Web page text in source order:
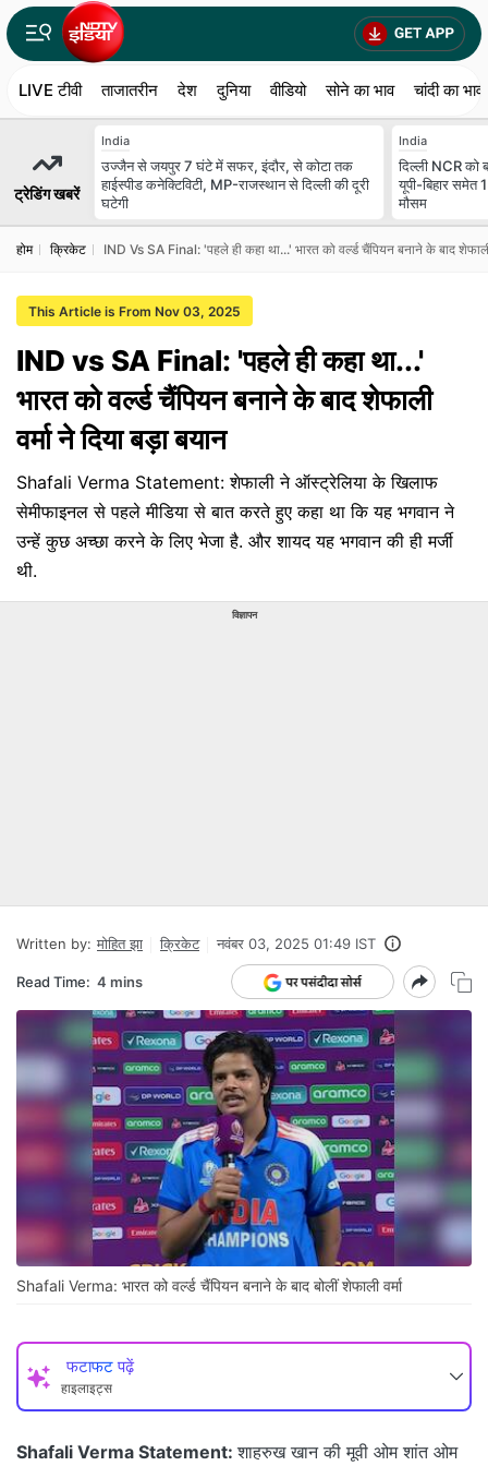
LIVE टीवी ताजातरीन देश दुनिया वीडियो सोने का भाव चांदी का भाव
ट्रेडिंग खबरें
India
उज्जैन से जयपुर 7 घंटे में सफर, इंदौर, से कोटा तक
हाईस्पीड कनेक्टिविटी, MP-राजस्थान से दिल्ली की दूरी
घटेगी
India
दिल्ली NCR को
यूपी-बिहार समेत
मौसम
होम क्रिकेट IND Vs SA Final: 'पहले ही कहा था...' भारत को वर्ल्ड चैंपियन बनाने के बाद शेफाली
This Article is From Nov 03, 2025
IND vs SA Final: 'पहले ही कहा था...'
भारत को वर्ल्ड चैंपियन बनाने के बाद शेफाली
वर्मा ने दिया बड़ा बयान
Shafali Verma Statement: शेफाली ने ऑस्ट्रेलिया के खिलाफ
सेमीफाइनल से पहले मीडिया से बात करते हुए कहा था कि यह भगवान ने
उन्हें कुछ अच्छा करने के लिए भेजा है. और शायद यह भगवान की ही मर्जी
थी.
विज्ञापन
Written by: मोहित झा क्रिकेट नवंबर 03, 2025 01:49 IST
Read Time: 4 mins
Shafali Verma: भारत को वर्ल्ड चैंपियन बनाने के बाद बोलीं शेफाली वर्मा
फटाफट पढ़ें
हाइलाइट्स
Shafali Verma Statement:शाहरुख खान की मूवी ओम शांत ओम